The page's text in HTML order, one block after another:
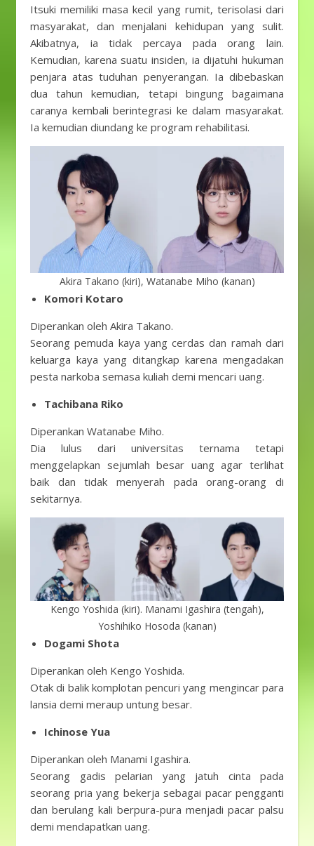
Itsuki memiliki masa kecil yang rumit, terisolasi dari
masyarakat, dan menjalani kehidupan yang sulit.
Akibatnya, ia tidak percaya pada orang lain.
Kemudian, karena suatu insiden, ia dijatuhi hukuman
penjara atas tuduhan penyerangan. Ia dibebaskan
dua tahun kemudian, tetapi bingung bagaimana
caranya kembali berintegrasi ke dalam masyarakat.
Ia kemudian diundang ke program rehabilitasi.
Akira Takano (kiri), Watanabe Miho (kanan)
Komori Kotaro
Diperankan oleh Akira Takano.
Seorang pemuda kaya yang cerdas dan ramah dari
keluarga kaya yang ditangkap karena mengadakan
pesta narkoba semasa kuliah demi mencari uang.
Tachibana Riko
Diperankan Watanabe Miho.
Dia lulus dari universitas ternama tetapi
menggelapkan sejumlah besar uang agar terlihat
baik dan tidak menyerah pada orang-orang di
sekitarnya.
Kengo Yoshida (kiri). Manami Igashira (tengah),
Yoshihiko Hosoda (kanan)
Dogami Shota
Diperankan oleh Kengo Yoshida.
Otak di balik komplotan pencuri yang mengincar para
lansia demi meraup untung besar.
Ichinose Yua
Diperankan oleh Manami Igashira.
Seorang gadis pelarian yang jatuh cinta pada
seorang pria yang bekerja sebagai pacar pengganti
dan berulang kali berpura-pura menjadi pacar palsu
demi mendapatkan uang.